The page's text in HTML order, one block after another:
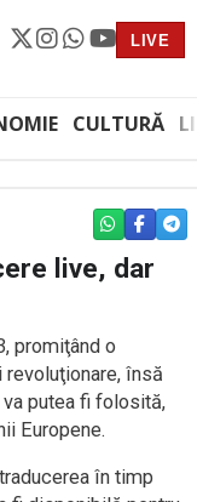
LIVE
CULTURĂ
WHATSAPP
live, dar
promiţând o
însă
putea fi folosită,
Europene.
în timp